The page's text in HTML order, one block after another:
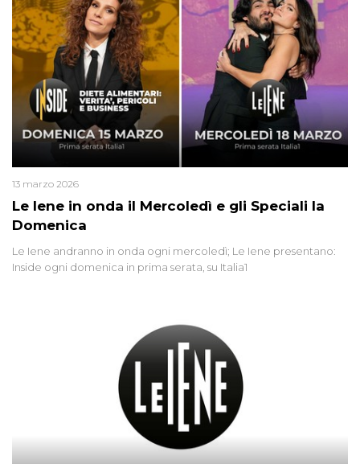
Le Iene in onda il Mercoledì e gli Speciali la
Domenica
13 marzo 2026
Le Iene andranno in onda ogni mercoledì; Le Iene presentano:
Inside ogni domenica in prima serata, su Italia1